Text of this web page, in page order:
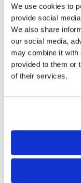
We use cookies to
provide social
We also share
our social media,
may combine it with
provided to them or
of their services.
i
czytaj dalej